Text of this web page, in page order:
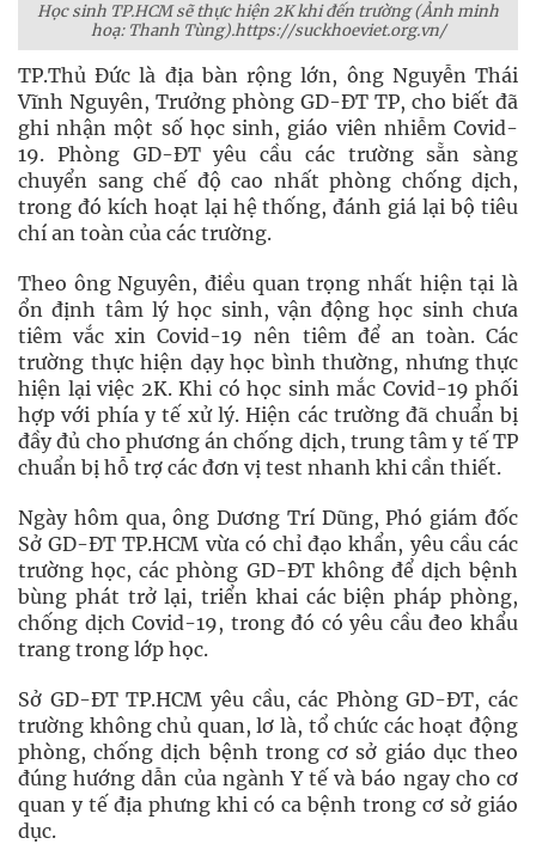
Học sinh TP.HCM sẽ thực hiện 2K khi đến trường (Ảnh minh
hoạ: Thanh Tùng).https://suckhoeviet.org.vn/
TP.Thủ Đức là địa bàn rộng lớn, ông Nguyễn Thái
Vĩnh Nguyên, Trưởng phòng GD-ĐT TP, cho biết đã
ghi nhận một số học sinh, giáo viên nhiễm Covid-
19. Phòng GD-ĐT yêu cầu các trường sẵn sàng
chuyển sang chế độ cao nhất phòng chống dịch,
trong đó kích hoạt lại hệ thống, đánh giá lại bộ tiêu
chí an toàn của các trường.
Theo ông Nguyên, điều quan trọng nhất hiện tại là
ổn định tâm lý học sinh, vận động học sinh chưa
tiêm vắc xin Covid-19 nên tiêm để an toàn. Các
trường thực hiện dạy học bình thường, nhưng thực
hiện lại việc 2K. Khi có học sinh mắc Covid-19 phối
hợp với phía y tế xử lý. Hiện các trường đã chuẩn bị
đầy đủ cho phương án chống dịch, trung tâm y tế TP
chuẩn bị hỗ trợ các đơn vị test nhanh khi cần thiết.
Ngày hôm qua, ông Dương Trí Dũng, Phó giám đốc
Sở GD-ĐT TP.HCM vừa có chỉ đạo khẩn, yêu cầu các
trường học, các phòng GD-ĐT không để dịch bệnh
bùng phát trở lại, triển khai các biện pháp phòng,
chống dịch Covid-19, trong đó có yêu cầu đeo khẩu
trang trong lớp học.
Sở GD-ĐT TP.HCM yêu cầu, các Phòng GD-ĐT, các
trường không chủ quan, lơ là, tổ chức các hoạt động
phòng, chống dịch bệnh trong cơ sở giáo dục theo
đúng hướng dẫn của ngành Y tế và báo ngay cho cơ
quan y tế địa phưng khi có ca bệnh trong cơ sở giáo
dục.